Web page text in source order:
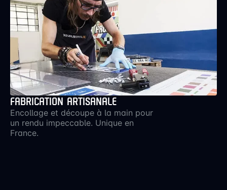
FABRICATION ARTISANALE
Encollage et découpe à la main pour
un rendu impeccable. Unique en
France.